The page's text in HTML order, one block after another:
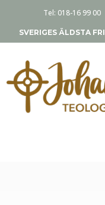
Tel: 018-16 99 00
SVERIGES ÄLDSTA